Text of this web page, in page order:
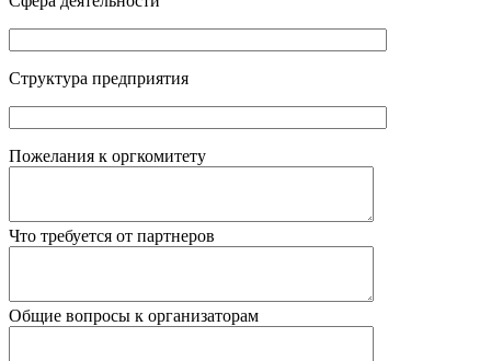
Структура предприятия
Пожелания к оргкомитету
Что требуется от партнеров
Общие вопросы к организаторам